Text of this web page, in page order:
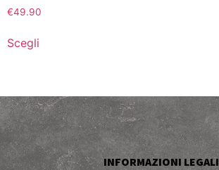
€49.90
Scegli
INFORMAZIONI LEGALI